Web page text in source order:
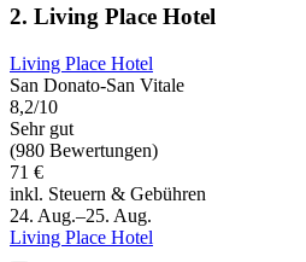
2. Living Place Hotel
Living Place Hotel
San Donato-San Vitale
8,2/10
Sehr gut
(980 Bewertungen)
71 €
inkl. Steuern & Gebühren
24. Aug.–25. Aug.
Living Place Hotel